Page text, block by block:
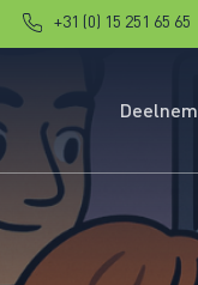
+31 (0) 15 251 65 65